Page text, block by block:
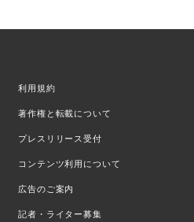
利用規約
著作権と転載について
プレスリリース受付
コンテンツ利用について
広告のご案内
記者・ライター募集